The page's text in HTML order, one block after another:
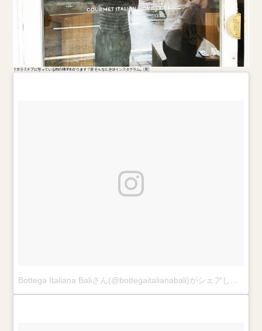
↑ガラスドアに写っている雨の様子わかります？笑 そんなときはインスタグラム。(笑)
Bottega Italiana Baliさん(@bottegaitalianabali)がシェアした投稿